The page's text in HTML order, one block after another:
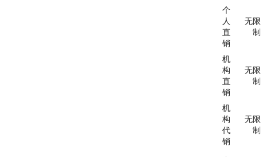
个
人
直
销
无限
制
机
构
直
销
无限
制
机
构
代
销
无限
制